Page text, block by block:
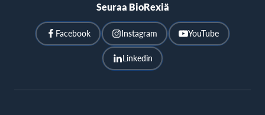
Seuraa BioRexiä
Facebook Instagram YouTube
Linkedin